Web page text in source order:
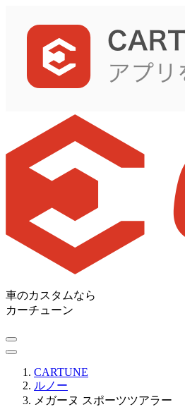
車のカスタムなら
カーチューン
CARTUNE
ルノー
メガーヌ スポーツツアラー